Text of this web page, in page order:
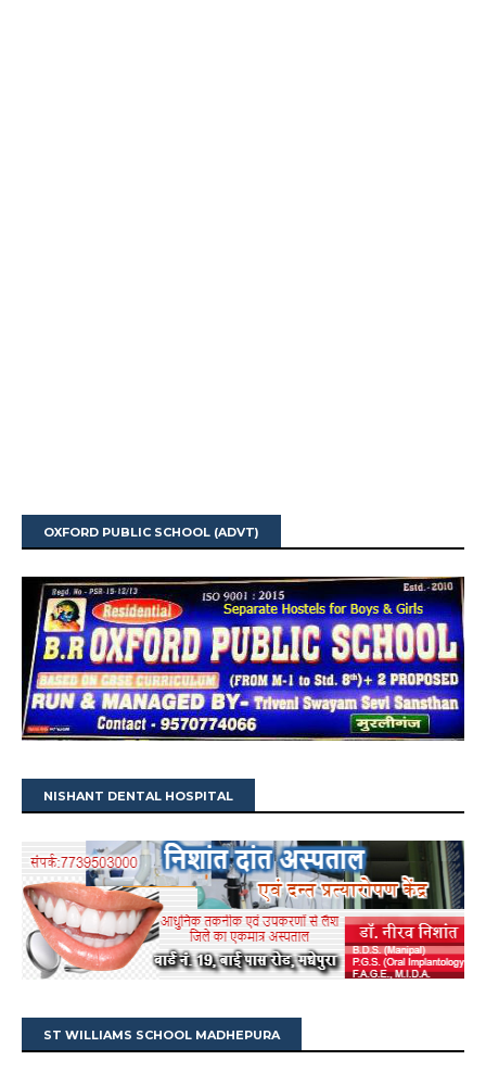
OXFORD PUBLIC SCHOOL (ADVT)
NISHANT DENTAL HOSPITAL
ST WILLIAMS SCHOOL MADHEPURA